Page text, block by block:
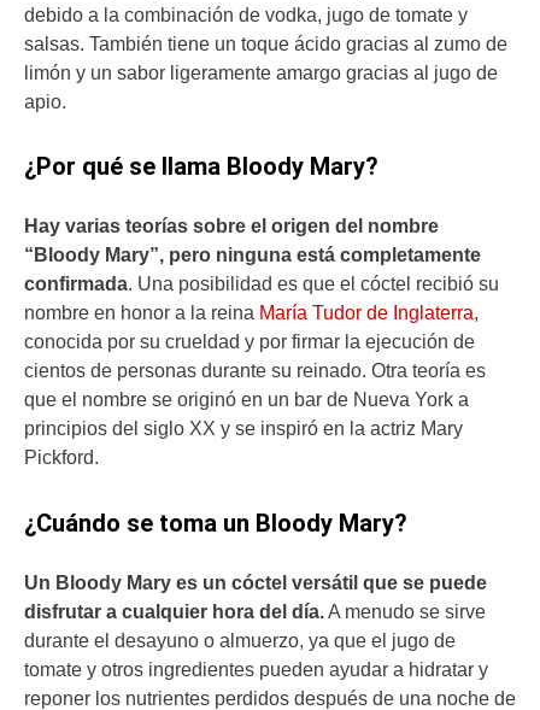
debido a la combinación de vodka, jugo de tomate y
salsas. También tiene un toque ácido gracias al zumo de
limón y un sabor ligeramente amargo gracias al jugo de
apio.
¿Por qué se llama Bloody Mary?
Hay varias teorías sobre el origen del nombre
“Bloody Mary”, pero ninguna está completamente
confirmada. Una posibilidad es que el cóctel recibió su
nombre en honor a la reina María Tudor de Inglaterra,
conocida por su crueldad y por firmar la ejecución de
cientos de personas durante su reinado. Otra teoría es
que el nombre se originó en un bar de Nueva York a
principios del siglo XX y se inspiró en la actriz Mary
Pickford.
¿Cuándo se toma un Bloody Mary?
Un Bloody Mary es un cóctel versátil que se puede
disfrutar a cualquier hora del día.A menudo se sirve
durante el desayuno o almuerzo, ya que el jugo de
tomate y otros ingredientes pueden ayudar a hidratar y
reponer los nutrientes perdidos después de una noche de